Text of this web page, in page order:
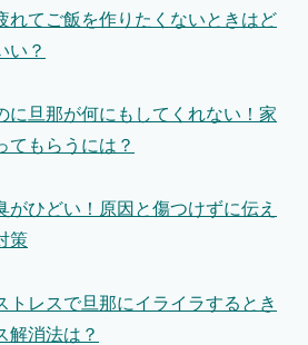
れてご飯を作りたくないときはど
い？
に旦那が何にもしてくれない！家
てもらうには？
がひどい！原因と傷つけずに伝え
策
トレスで旦那にイライラするとき
解消法は？